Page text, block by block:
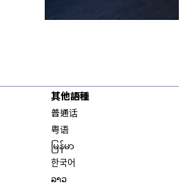
其他語種
普通话
粤语
မြန်မာ
한국어
ລາວ